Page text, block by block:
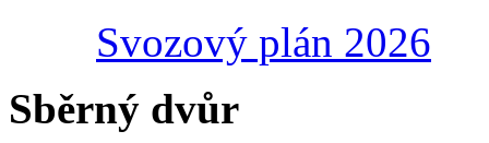
Svozový plán 2026
Sběrný dvůr